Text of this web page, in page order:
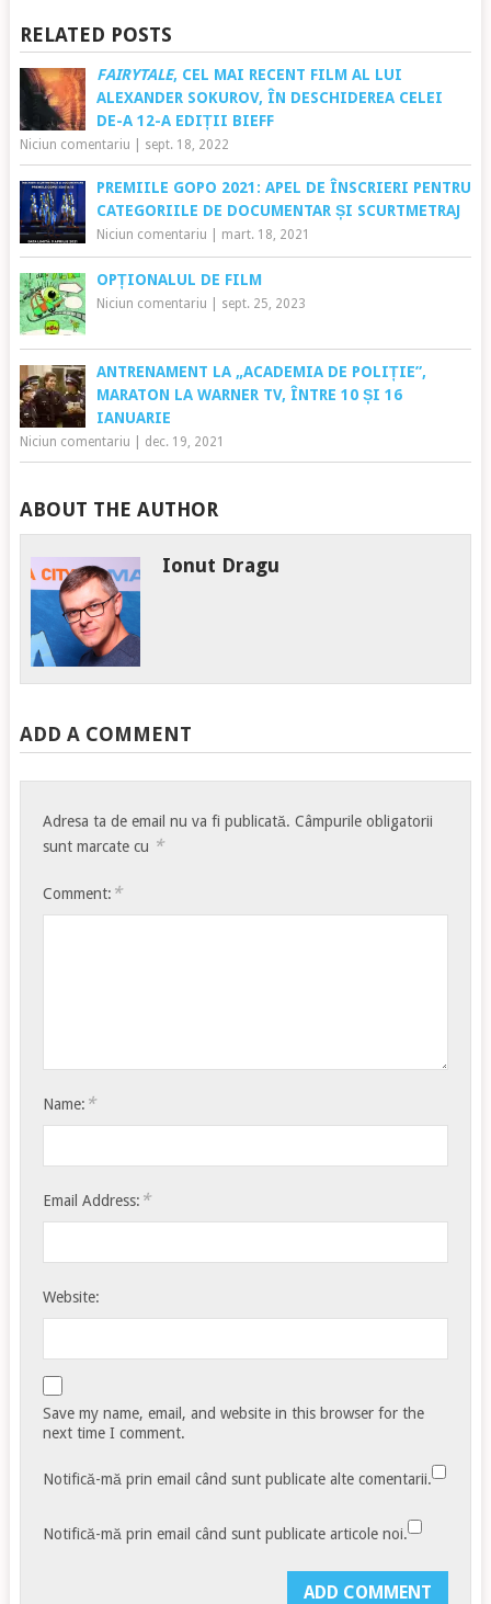
RELATED POSTS
FAIRYTALE, CEL MAI RECENT FILM AL LUI
ALEXANDER SOKUROV, ÎN DESCHIDEREA CELEI
DE-A 12-A EDIȚII BIEFF
Niciun comentariu sept. 18, 2022
PREMIILE GOPO 2021: APEL DE ÎNSCRIERI PENTRU
CATEGORIILE DE DOCUMENTAR ȘI SCURTMETRAJ
Niciun comentariu mart. 18, 2021
OPȚIONALUL DE FILM
Niciun comentariu sept. 25, 2023
ANTRENAMENT LA „ACADEMIA DE POLIȚIE”,
MARATON LA WARNER TV, ÎNTRE 10 ȘI 16
IANUARIE
Niciun comentariu dec. 19, 2021
ABOUT THE AUTHOR
Ionut Dragu
ADD A COMMENT
Adresa ta de email nu va fi publicată. Câmpurile obligatorii
sunt marcate cu *
Comment: *
Name: *
Email Address: *
Website:
Save my name, email, and website in this browser for the
next time I comment.
Notifică-mă prin email când sunt publicate alte comentarii.
Notifică-mă prin email când sunt publicate articole noi.